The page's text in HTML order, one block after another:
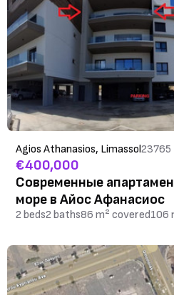
Agios Athanasios, Limassol23765
€400,000
Современные
море в Айос Афанасиос
2 beds2 baths86 m² covered106